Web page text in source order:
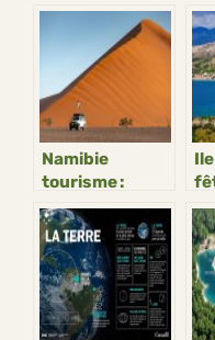
Namibie
tourisme :
road‑trip
désert et
safaris